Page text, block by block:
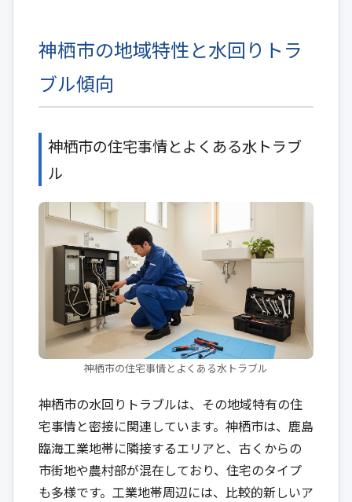
神栖市の地域特性と水回りトラ
ブル傾向
神栖市の住宅事情とよくある水トラブ
ル
神栖市の住宅事情とよくある水トラブル
神栖市の水回りトラブルは、その地域特有の住
宅事情と密接に関連しています。神栖市は、鹿島
臨海工業地帯に隣接するエリアと、古くからの
市街地や農村部が混在しており、住宅のタイプ
も多様です。工業地帯周辺には、比較的新しいア